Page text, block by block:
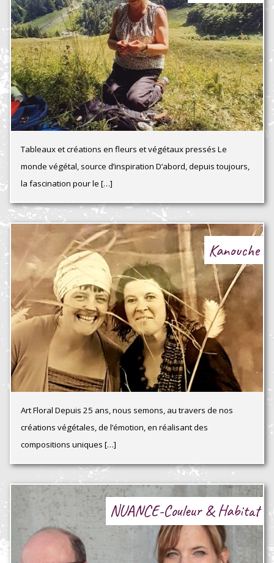
Tableaux et créations en fleurs et végétaux pressés Le
monde végétal, source d’inspiration D’abord, depuis toujours,
la fascination pour le […]
Kanouche
Art Floral Depuis 25 ans, nous semons, au travers de nos
créations végétales, de l’émotion, en réalisant des
compositions uniques […]
NUANCE-Couleur & Habitat